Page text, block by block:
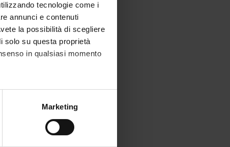
tecnologie come i
annunci e contenuti
la possibilità di scegliere
solo su questa proprietà
in qualsiasi momento
metro,Marketing